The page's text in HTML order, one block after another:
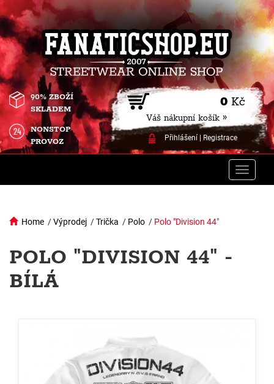
0 Kč
Váš nákupní košík »
Přihlášení| Registrace
90% ZBOŽÍ
SKLADEM
NONSTOP
PROVOZ
Toggle
Home /Výprodej /Trička / Polo / Polo "Division 44"
POLO "DIVISION 44" -
BÍLÁ